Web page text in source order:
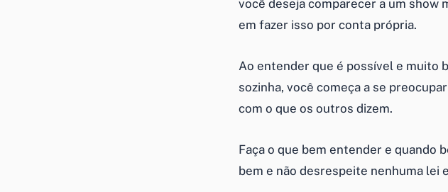
você deseja comparecer a um show
em fazer isso por conta própria.
Ao entender que é possível e muito
sozinha, você começa a se
com o que os outros dizem.
Faça o que bem entender e quando
bem e não desrespeite nenhuma lei